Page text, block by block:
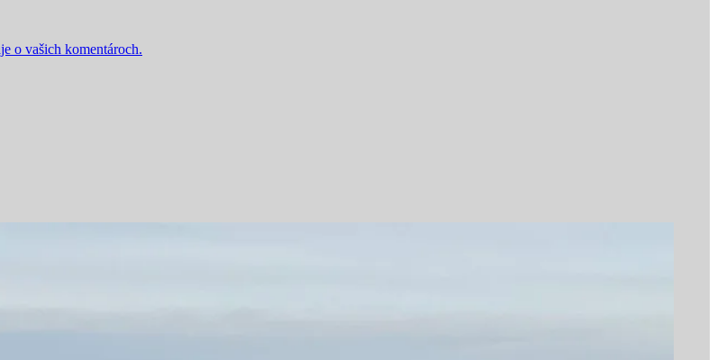
o vašich komentároch.